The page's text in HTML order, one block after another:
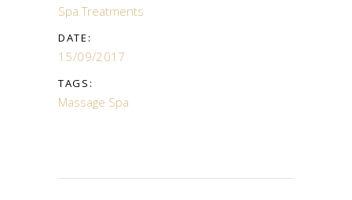
Spa Treatments
DATE:
15/09/2017
TAGS:
Massage Spa